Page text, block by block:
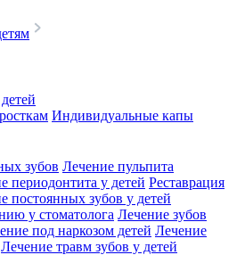
Индивидуальные капы
зубов Лечение пульпита
периодонтита у детей Реставрация
постоянных зубов у детей
у стоматолога Лечение зубов
под наркозом детей Лечение
Лечение травм зубов у детей